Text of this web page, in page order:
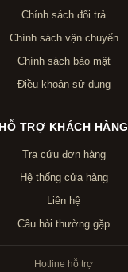
Chính sách đổi trả
Chính sách vận chuyển
Chính sách bảo mật
Điều khoản sử dụng
HỖ TRỢ KHÁCH HÀNG
Tra cứu đơn hàng
Hệ thống cửa hàng
Liên hệ
Câu hỏi thường gặp
Hotline hỗ trợ